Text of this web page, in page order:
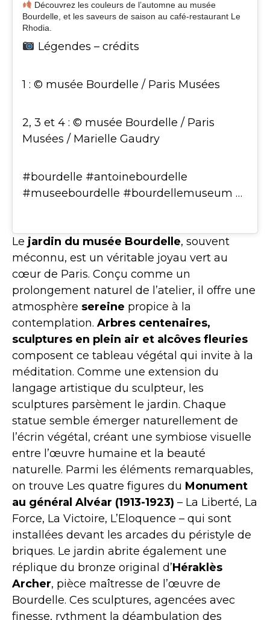
Découvrez les couleurs de l’automne au musée
Bourdelle, et les saveurs de saison au café-restaurant Le
Rhodia.
Légendes – crédits
1 : © musée Bourdelle / Paris Musées
2, 3 et 4 : © musée Bourdelle / Paris
Musées / Marielle Gaudry
#bourdelle #antoinebourdelle
#museebourdelle #bourdellemuseum …
Le jardin du musée Bourdelle, souvent
méconnu, est un véritable joyau vert au
cœur de Paris. Conçu comme un
prolongement naturel de l’atelier, il offre une
atmosphère sereine propice à la
contemplation. Arbres centenaires,
sculptures en plein air et alcôves fleuries
composent ce tableau végétal qui invite à la
méditation. Comme une extension du
langage artistique du sculpteur, les
sculptures parsèment le jardin. Chaque
statue semble émerger naturellement de
l’écrin végétal, créant une symbiose visuelle
entre l’œuvre humaine et la beauté
naturelle. Parmi les éléments remarquables,
on trouve Les quatre figures du Monument
au général Alvéar (1913-1923) – La Liberté, La
Force, La Victoire, L’Eloquence – qui sont
installées devant les arcades du péristyle de
briques. Le jardin abrite également une
réplique du bronze original d’Héraklès
Archer, pièce maîtresse de l’œuvre de
Bourdelle. Ces sculptures, agencées avec
finesse, rythment la déambulation des